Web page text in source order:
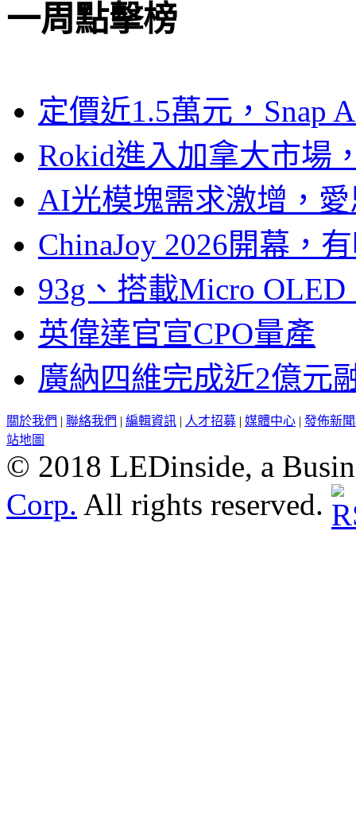
一周點擊榜
定價近1.5萬元，Snap
Rokid進入加拿大市場
AI光模塊需求激增，
ChinaJoy 2026開幕，
93g、搭載Micro
英偉達官宣CPO量產
廣納四維完成近2億元
關於我們 | 聯絡我們 | 編輯資訊 | 人才招募 | 媒體中心 | 發佈新
站地圖
© 2018 LEDinside, a
Corp. All rights reserved.